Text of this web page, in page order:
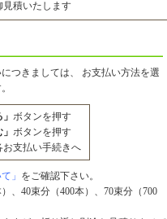
見積いたします
つきましては、 お支払い方法を選
ボタンを押す
ボタンを押す
お支払い手続きへ
」 をご確認下さい。
、40束分（400本）、70束分（700